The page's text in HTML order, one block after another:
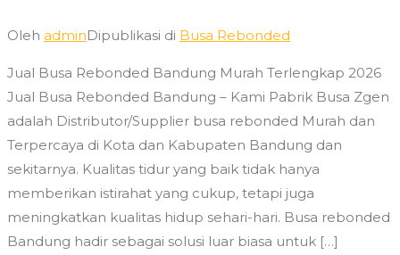
Oleh adminDipublikasi di Busa Rebonded
Jual Busa Rebonded Bandung Murah Terlengkap 2026
Jual Busa Rebonded Bandung – Kami Pabrik Busa Zgen
adalah Distributor/Supplier busa rebonded Murah dan
Terpercaya di Kota dan Kabupaten Bandung dan
sekitarnya. Kualitas tidur yang baik tidak hanya
memberikan istirahat yang cukup, tetapi juga
meningkatkan kualitas hidup sehari-hari. Busa rebonded
Bandung hadir sebagai solusi luar biasa untuk […]